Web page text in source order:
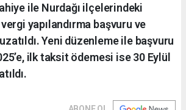
ile Nurdağı ilçelerindeki
yapılandırma başvuru ve
Yeni düzenleme ile başvuru
ilk taksit ödemesi ise 30 Eylül